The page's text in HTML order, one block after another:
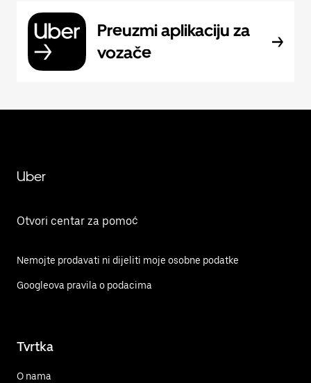
Preuzmi aplikaciju za
vozače
Uber
Otvori centar za pomoć
Nemojte prodavati ni dijeliti moje osobne podatke
Googleova pravila o podacima
Tvrtka
O nama